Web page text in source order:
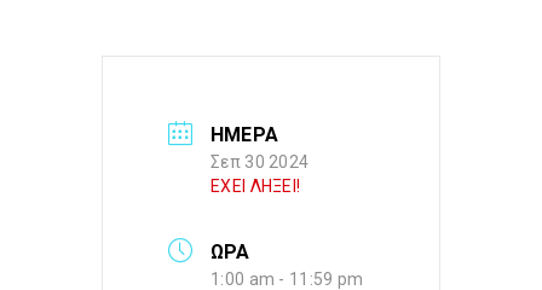
ΗΜΕΡΑ
Σεπ 30 2024
ΕΧΕΙ ΛΗΞΕΙ!
ΩΡΑ
1:00 am - 11:59 pm